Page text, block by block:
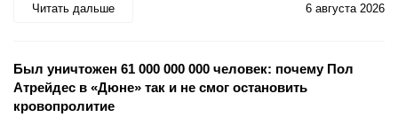
Читать дальше 6 августа 2026
Был уничтожен 61 000 000 000 человек: почему Пол
Атрейдес в «Дюне» так и не смог остановить
кровопролитие